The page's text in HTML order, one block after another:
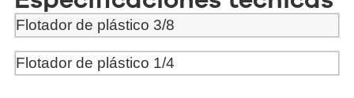
Flotador de plástico 3/8
Flotador de plástico 1/4